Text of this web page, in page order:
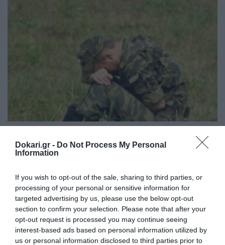
Dokari.gr - Do Not Process My Personal
Information
If you wish to opt-out of the sale, sharing to third parties, or
processing of your personal or sensitive information for
targeted advertising by us, please use the below opt-out
section to confirm your selection. Please note that after your
opt-out request is processed you may continue seeing
interest-based ads based on personal information utilized by
us or personal information disclosed to third parties prior to
Φαντάρος κατάπιε 17 πέτρες για να πάρει
αναβολή απ’ τον στρατό (video)
Πέρασε από στρατοδικείο. Τα πάντα για να μπορέσει να
πάρει αναβολή από τον στρατό έκανε ένας νεαρός
φαντάρος, ο οποίος δεν δίστασε να καταπιεί 17 πέτρες,
προκειμένου να πετύχει τον στόχο του. Αλλά μάλλον η
κίνησή του δεν είχε τα επιθυμητά αποτελέσματα.
Σύμφωνα με τα όσα αναφέρουν Μέσα από το εξωτερικό,
το περίεργο αυτό περιστατικό […]